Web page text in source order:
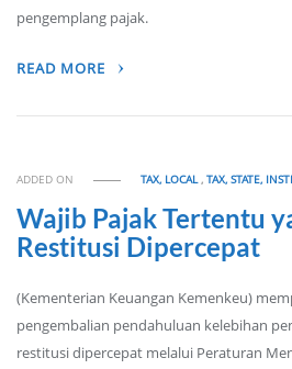
pengemplang pajak.
READ MORE
ADDED ON TAX, LOCAL,TAX, STATE,
Wajib Pajak Tertentu
Restitusi Dipercepat
(Kementerian Keuangan Kemenkeu)
pengembalian pendahuluan kelebihan
restitusi dipercepat melalui Peraturan